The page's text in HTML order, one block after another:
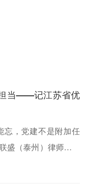
通线上线下产销渠
旺、群众富足的乡
当——记江苏省优
忘，党建不是附加任
盛（泰州）律师事务